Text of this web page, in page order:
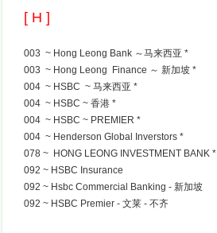
[ H ]
003 ~ Hong Leong Bank ～马来西亚 *
003 ~ Hong Leong Finance ～ 新加坡 *
004 ~ HSBC ~ 马来西亚 *
004 ~ HSBC ~ 香港 *
004 ~ HSBC ~ PREMIER *
004 ~ Henderson Global Inverstors *
078 ~ HONG LEONG INVESTMENT BANK *
092 ~ HSBC Insurance
092 ~ Hsbc Commercial Banking - 新加坡
092 ~ HSBC Premier - 文莱 - 不齐